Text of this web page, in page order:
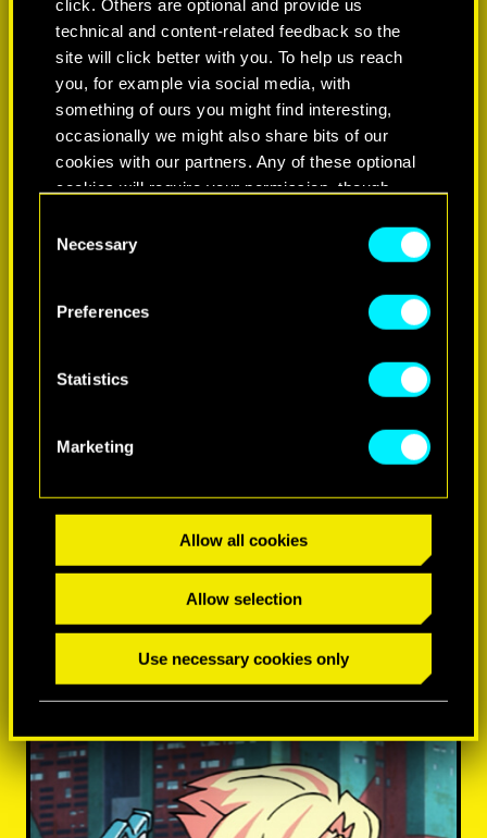
click. Others are optional and provide us
technical and content-related feedback so the
site will click better with you. To help us reach
you, for example via social media, with
something of ours you might find interesting,
occasionally we might also share bits of our
cookies with our partners. Any of these optional
cookies will require your permission, though.
You’ll find all the details regarding our use of
cookies and tweak your preferences regarding
Selection
Necessary
Preferences
Statistics
Marketing
Allow all cookies
Allow selection
Use necessary cookies only
MÁS INFORMACIÓN